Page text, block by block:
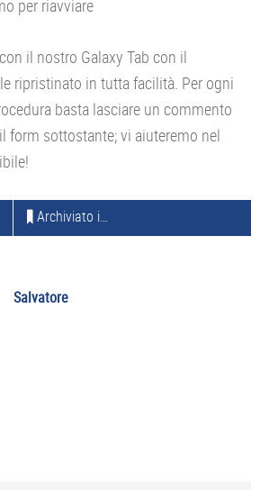
per riavviare
il nostro Galaxy Tab con il
ripristinato in tutta facilità. Per ogni
basta lasciare un commento
form sottostante; vi aiuteremo nel
Archiviato in:
Salvatore